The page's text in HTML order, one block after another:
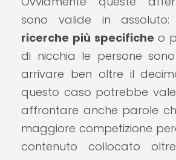
sono valide in assoluto:
ricerche più specifiche o
di nicchia le persone
arrivare ben oltre il
questo caso potrebbe
affrontare anche parole
maggiore competizione
contenuto collocato